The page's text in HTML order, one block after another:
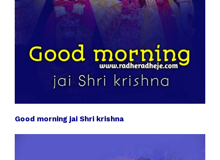
Good morning jai Shri krishna